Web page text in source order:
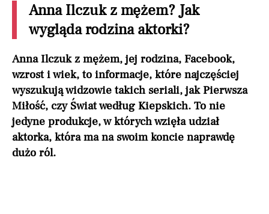
Anna Ilczuk z mężem? Jak
wygląda rodzina aktorki?
Anna Ilczuk z mężem, jej rodzina, Facebook,
wzrost i wiek, to informacje, które najczęściej
wyszukują widzowie takich seriali, jak Pierwsza
Miłość, czy Świat według Kiepskich. To nie
jedyne produkcje, w których wzięła udział
aktorka, która ma na swoim koncie naprawdę
dużo ról.